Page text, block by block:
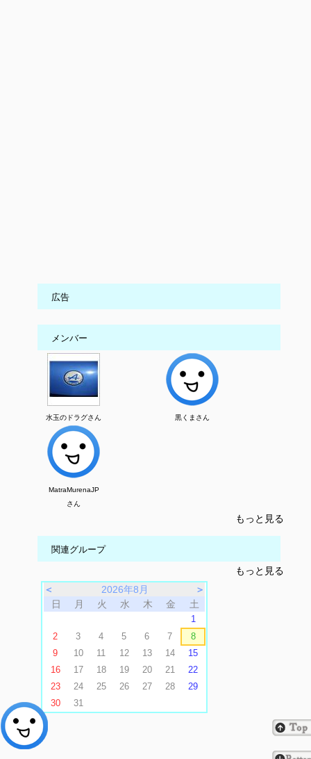
広告
メンバー
水玉のドラグさん 黒くまさん
MatraMurenaJP
さん
もっと見る
関連グループ
もっと見る
＜
2026年8月
＞
日
月 火 水 木 金 土
1
2
3 4 5 6 7
8
9
10 11 12 13 14
15
16
17 18 19 20 21
22
23
24 25 26 27 28
29
30
31